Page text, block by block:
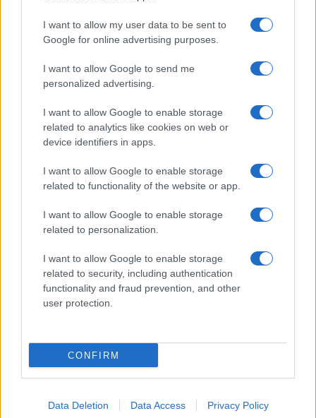
I want to allow my user data to be sent to
Google for online advertising purposes.
I want to allow Google to send me
personalized advertising.
I want to allow Google to enable storage
related to analytics like cookies on web or
device identifiers in apps.
I want to allow Google to enable storage
related to functionality of the website or app.
I want to allow Google to enable storage
related to personalization.
I want to allow Google to enable storage
related to security, including authentication
functionality and fraud prevention, and other
user protection.
CONFIRM
Data Deletion Data Access Privacy Policy
Dernières actualités
Stade Toulousain : "Plus facile de
négocier à l'extérieur qu'à Toulouse",
Guy Novès sur Thomas Ramos
XV de France : "Ils ne font que jouer",
Peato Mauvaka alerte sur le Japon avant
le match de samedi
17.07 à 12h00
Stade Toulousain : "J'attendais avec
impatience un appel de Fabien", Romain
Ntamack savoure sa tournée avec le XV
de France
15.07 à 17h30
dehors du cadre commun" recadre Yann
Roubert
08.07 à 12h00
Stade Toulousain : Match amical, date de